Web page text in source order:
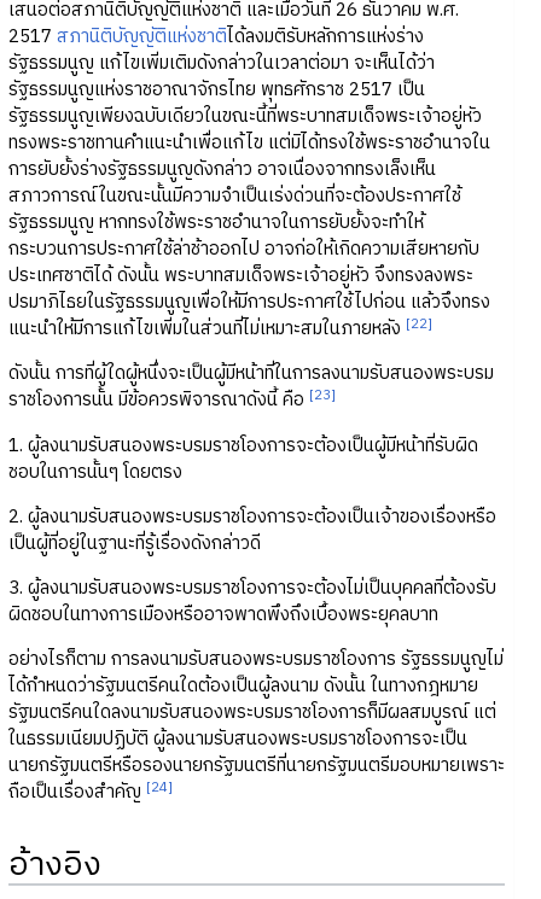
เสนอต่อสภานิติบัญญัติแห่งชาติ และเมื่อวันที่ 26 ธันวาคม พ.ศ.
2517 สภานิติบัญญัติแห่งชาติได้ลงมติรับหลักการแห่งร่าง
รัฐธรรมนูญ แก้ไขเพิ่มเติมดังกล่าวในเวลาต่อมา จะเห็นได้ว่า
รัฐธรรมนูญแห่งราชอาณาจักรไทย พุทธศักราช 2517 เป็น
รัฐธรรมนูญเพียงฉบับเดียวในขณะนี้ที่พระบาทสมเด็จพระเจ้าอยู่หัว
ทรงพระราชทานคำแนะนำเพื่อแก้ไข แต่มิได้ทรงใช้พระราชอำนาจใน
การยับยั้งร่างรัฐธรรมนูญดังกล่าว อาจเนื่องจากทรงเล็งเห็น
สภาวการณ์ในขณะนั้นมีความจำเป็นเร่งด่วนที่จะต้องประกาศใช้
รัฐธรรมนูญ หากทรงใช้พระราชอำนาจในการยับยั้งจะทำให้
กระบวนการประกาศใช้ล่าช้าออกไป อาจก่อให้เกิดความเสียหายกับ
ประเทศชาติได้ ดังนั้น พระบาทสมเด็จพระเจ้าอยู่หัว จึงทรงลงพระ
ปรมาภิไธยในรัฐธรรมนูญเพื่อให้มีการประกาศใช้ไปก่อน แล้วจึงทรง
แนะนำให้มีการแก้ไขเพิ่มในส่วนที่ไม่เหมาะสมในภายหลัง [22]
ดังนั้น การที่ผู้ใดผู้หนึ่งจะเป็นผู้มีหน้าที่ในการลงนามรับสนองพระบรม
ราชโองการนั้น มีข้อควรพิจารณาดังนี้ คือ [23]
1. ผู้ลงนามรับสนองพระบรมราชโองการจะต้องเป็นผู้มีหน้าที่รับผิด
ชอบในการนั้นๆ โดยตรง
2. ผู้ลงนามรับสนองพระบรมราชโองการจะต้องเป็นเจ้าของเรื่องหรือ
เป็นผู้ที่อยู่ในฐานะที่รู้เรื่องดังกล่าวดี
3. ผู้ลงนามรับสนองพระบรมราชโองการจะต้องไม่เป็นบุคคลที่ต้องรับ
ผิดชอบในทางการเมืองหรืออาจพาดพึงถึงเบื้องพระยุคลบาท
อย่างไรก็ตาม การลงนามรับสนองพระบรมราชโองการ รัฐธรรมนูญไม่
ได้กำหนดว่ารัฐมนตรีคนใดต้องเป็นผู้ลงนาม ดังนั้น ในทางกฎหมาย
รัฐมนตรีคนใดลงนามรับสนองพระบรมราชโองการก็มีผลสมบูรณ์ แต่
ในธรรมเนียมปฏิบัติ ผู้ลงนามรับสนองพระบรมราชโองการจะเป็น
นายกรัฐมนตรีหรือรองนายกรัฐมนตรีที่นายกรัฐมนตรีมอบหมายเพราะ
ถือเป็นเรื่องสำคัญ [24]
อ้างอิง